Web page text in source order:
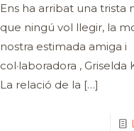
Ens ha arribat una trista
que ningú vol llegir, la
nostra estimada amiga i
col·laboradora , Griselda
La relació de la […]